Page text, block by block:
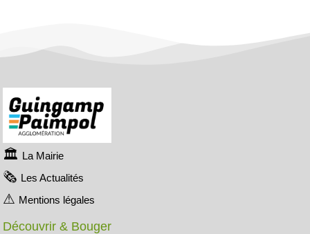
La Mairie
Les Actualités
Mentions légales
Découvrir & Bouger